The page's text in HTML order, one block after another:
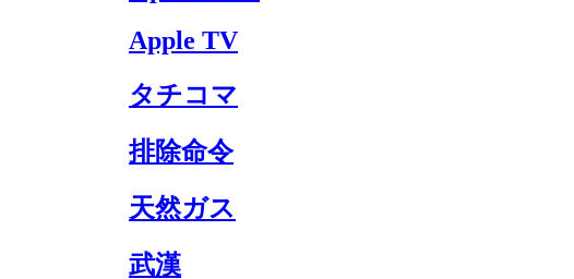
Apple TV
タチコマ
排除命令
天然ガス
武漢